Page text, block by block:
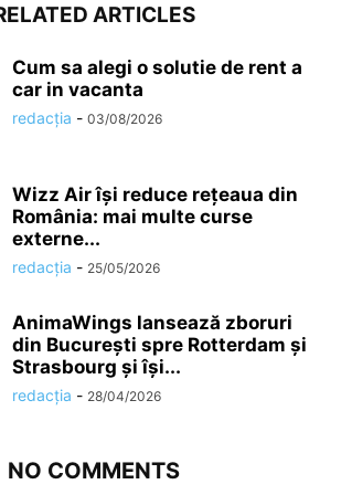
ARTICLES
Cum sa alegi o solutie de rent a
car in vacanta
redacția - 03/08/2026
Wizz Air își reduce rețeaua din
România: mai multe curse
externe...
redacția - 25/05/2026
AnimaWings lansează zboruri
din București spre Rotterdam și
Strasbourg și își...
redacția - 28/04/2026
NO COMMENTS